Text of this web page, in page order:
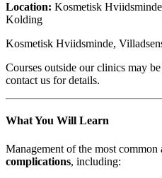
Location: Kosmetisk
Kolding
Kosmetisk Hviidsminde,
Courses outside our clinics may
contact us for details.
What You Will Learn
Management of the most common
complications, including: